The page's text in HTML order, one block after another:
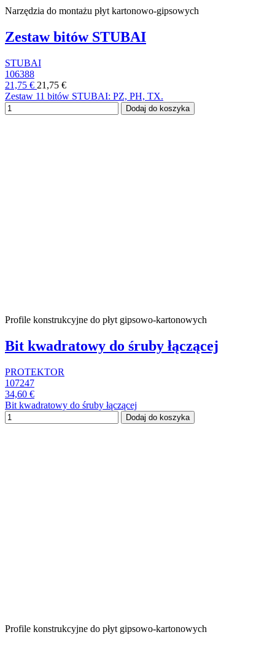
Narzędzia do montażu płyt kartonowo-gipsowych
Zestaw bitów STUBAI
STUBAI
106388
21,75 € 21,75 €
Zestaw 11 bitów STUBAI: PZ, PH, TX.
Dodaj do koszyka
Profile konstrukcyjne do płyt gipsowo-kartonowych
Bit kwadratowy do śruby łączącej
PROTEKTOR
107247
34,60 €
Bit kwadratowy do śruby łączącej
Dodaj do koszyka
Profile konstrukcyjne do płyt gipsowo-kartonowych